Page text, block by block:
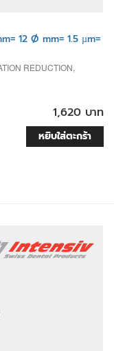
12 Ø mm= 1.5 µm=
REDUCTION,
1,620 บาท
หยิบใส่ตะกร้า